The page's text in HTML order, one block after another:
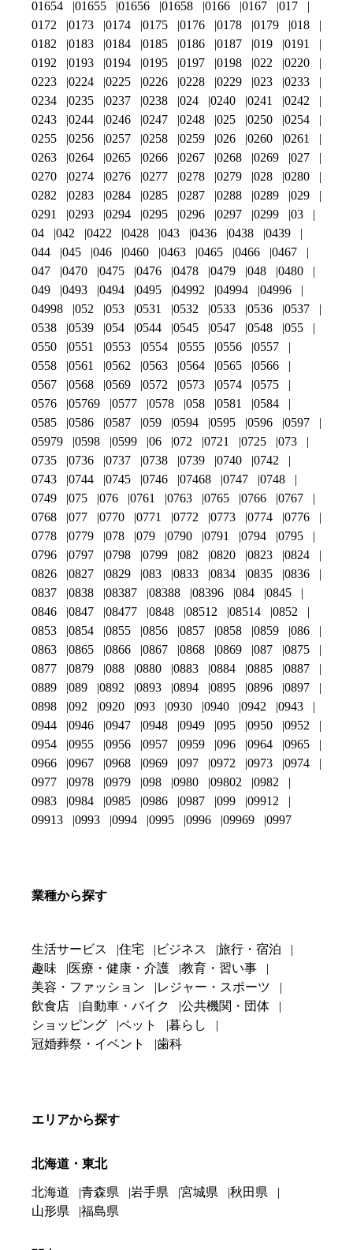
01654 01655 01656 01658 0166 0167
017
0172
0173 0174 0175 0176 0178 0179
018
0182
0183 0184 0185 0186 0187 019
0191
0192
0193 0194 0195 0197 0198 022
0220
0223
0224 0225 0226 0228 0229 023
0233
0234
0235 0237 0238 024 0240 0241
0242
0243
0244 0246 0247 0248 025 0250
0254
0255
0256 0257 0258 0259 026 0260
0261
0263
0264 0265 0266 0267 0268 0269
027
0270
0274 0276 0277 0278 0279 028
0280
0282
0283 0284 0285 0287 0288 0289
029
0291
0293 0294 0295 0296 0297 0299
03
04
042 0422 0428 043 0436 0438
0439
044
045 046 0460 0463 0465 0466
0467
047
0470 0475 0476 0478 0479 048
0480
049
0493 0494 0495 04992 04994
04996
04998
052 053 0531 0532 0533 0536
0537
0538
0539 054 0544 0545 0547 0548
055
0550
0551 0553 0554 0555 0556
0557
0558
0561 0562 0563 0564 0565
0566
0567
0568 0569 0572 0573 0574
0575
0576
05769 0577 0578 058 0581
0584
0585
0586 0587 059 0594 0595 0596
0597
05979
0598 0599 06 072 0721 0725
073
0735
0736 0737 0738 0739 0740
0742
0743
0744 0745 0746 07468 0747
0748
0749
075 076 0761 0763 0765 0766
0767
0768
077 0770 0771 0772 0773 0774
0776
0778
0779 078 079 0790 0791 0794
0795
0796
0797 0798 0799 082 0820 0823
0824
0826
0827 0829 083 0833 0834 0835
0836
0837
0838 08387 08388 08396 084
0845
0846
0847 08477 0848 08512 08514
0852
0853
0854 0855 0856 0857 0858 0859
086
0863
0865 0866 0867 0868 0869 087
0875
0877
0879 088 0880 0883 0884 0885
0887
0889
089 0892 0893 0894 0895 0896
0897
0898
092 0920 093 0930 0940 0942
0943
0944
0946 0947 0948 0949 095 0950
0952
0954
0955 0956 0957 0959 096 0964
0965
0966
0967 0968 0969 097 0972 0973
0974
0977
0978 0979 098 0980 09802
0982
0983
0984 0985 0986 0987 099
09912
09913
0993 0994 0995 0996 09969 0997
業種から探す
生活サービス 住宅 ビジネス
旅行・宿泊
趣味
医療・健康・介護
教育・習い事
美容・ファッション
レジャー・スポーツ
飲食店
自動車・バイク
公共機関・団体
ショッピング
ペット
暮らし
冠婚葬祭・イベント
歯科
エリアから探す
北海道・東北
北海道 青森県 岩手県 宮城県
秋田県
山形県
福島県